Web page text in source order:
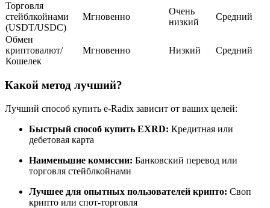
Копирование торговли
Присоединяйтесь к лучшим трейдерам
Наслаждайтесь распределением прибыли и комиссиями
Торговля
стейблкойнами
(USDT/USDC)
Мгновенно
Очень
низкий
Средний
Обмен
криптовалют/
Кошелек
Мгновенно Низкий Средний
Какой метод лучший?
Лучший способ купить e-Radix зависит от ваших целей:
Быстрый способ купить EXRD: Кредитная или
дебетовая карта
Наименьшие комиссии: Банковский перевод или
торговля стейблкойнами
Лучшее для опытных пользователей крипто: Своп
крипто или спот-торговля